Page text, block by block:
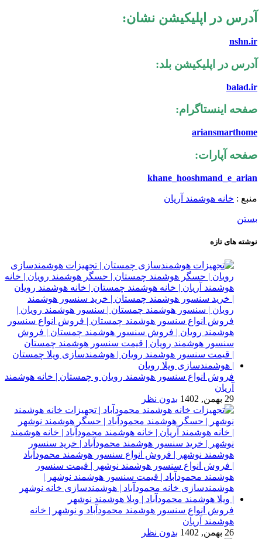
آدرس در اپلیکیشن نشان:
nshn.ir
آدرس در اپلیکیشن بلد:
balad.ir
صفحه اینستاگرام:
ariansmarthome
صفحه آپارات:
khane_hooshmand_e_arian
منبع : خانه هوشمند آریان
بستن
نوشته های تازه
فروش انواع سنسور هوشمند رویان و چمستان | خانه هوشمند
آریان
29 بهمن, 1402
بدون نظر
فروش انواع سنسور هوشمند محمودآباد و نوشهر | خانه
هوشمند آریان
26 بهمن, 1402
بدون نظر